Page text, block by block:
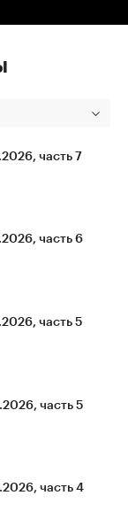
часть 7
часть 6
часть 5
часть 5
часть 4